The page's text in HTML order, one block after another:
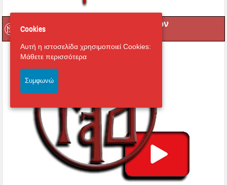
Μετάδοση Ακολουθιών
Cookies
Αυτή η ιστοσελίδα χρησιμοποιεί Cookies:
Μάθετε περισσότερα
Συμφωνώ